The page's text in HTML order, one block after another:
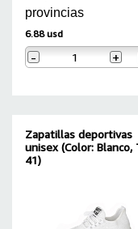
provincias
6.88 usd
- +
Zapatillas deportivas
unisex (Color: Blanco,
41)